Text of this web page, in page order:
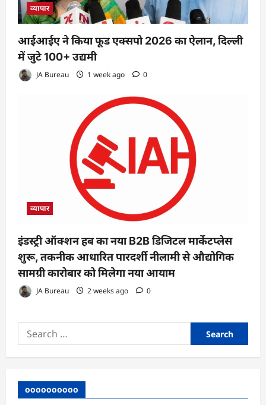
व्यापार
आईआईए ने किया फूड एक्सपो 2026 का ऐलान, दिल्ली
में जुटे 100+ उद्यमी
JA Bureau 1 week ago 0
व्यापार
इंडस्ट्री ऑक्शन हब का नया B2B डिजिटल मार्केटप्लेस
शुरू, तकनीक आधारित पारदर्शी नीलामी से औद्योगिक
सामग्री कारोबार को मिलेगा नया आयाम
JA Bureau 2 weeks ago 0
Search
for:
oooooooooo